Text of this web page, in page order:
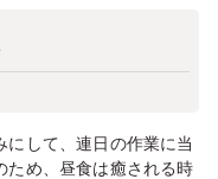
して、連日の作業に当
ため、昼食は癒される時